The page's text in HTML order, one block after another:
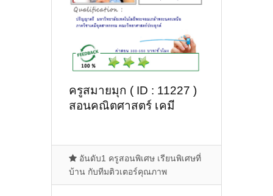
ครูสมายมุก ( ID : 11227 )
สอนคณิตศาสตร์ เคมี
อันดับ1 ครูสอนพิเศษ เรียนพิเศษที่
บ้าน กับทีมติวเตอร์คุณภาพ